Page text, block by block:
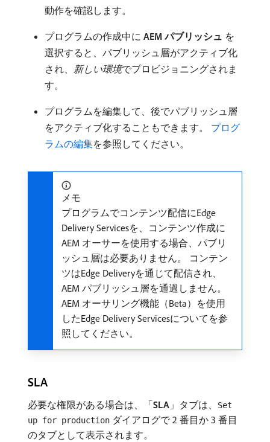
動作を確認します。
プログラムの作成中に​ AEM パブリッシュ ​を
選択すると、パブリッシュ層がアクティブ化
され、 新しい環境​でプロビジョニングされま
す。
プログラムを編集して、後でパブリッシュ層
をアクティブ化することもできます。 プログ
ラムの編集を参照してください。
メモ
プログラムでコンテンツ配信にEdge
Delivery Servicesを、コンテンツ作成に
AEM オーサーを使用する場合、パブリ
ッシュ層は必要ありません。 コンテン
ツはEdge Deliveryを通じて配信され、
AEM パブリッシュ層を通過しません。
AEM オーサリング機能（Beta）を使用
したEdge Delivery Servicesについてを参
照してください。
SLA
必要な権限がある場合は、「SLA 」タブは、
Set
up for production ダイアログで 2 番目か 3 番目
のタブとして表示されます。